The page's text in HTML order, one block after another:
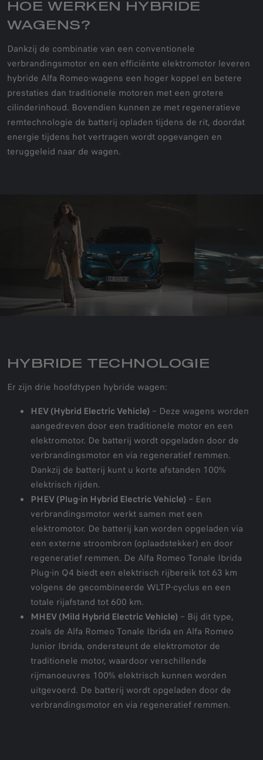
HOE WERKEN HYBRIDE
WAGENS?
Dankzij de combinatie van een conventionele
verbrandingsmotor en een efficiënte elektromotor leveren
hybride Alfa Romeo-wagens een hoger koppel en betere
prestaties dan traditionele motoren met een grotere
cilinderinhoud. Bovendien kunnen ze met regeneratieve
remtechnologie de batterij opladen tijdens de rit, doordat
energie tijdens het vertragen wordt opgevangen en
teruggeleid naar de wagen.
HYBRIDE TECHNOLOGIE
Er zijn drie hoofdtypen hybride wagen:
HEV (Hybrid Electric Vehicle) – Deze wagens worden
aangedreven door een traditionele motor en een
elektromotor. De batterij wordt opgeladen door de
verbrandingsmotor en via regeneratief remmen.
Dankzij de batterij kunt u korte afstanden 100%
elektrisch rijden.
PHEV (Plug-in Hybrid Electric Vehicle) – Een
verbrandingsmotor werkt samen met een
elektromotor. De batterij kan worden opgeladen via
een externe stroombron (oplaadstekker) en door
regeneratief remmen. De Alfa Romeo Tonale Ibrida
Plug-in Q4 biedt een elektrisch rijbereik tot 63 km
volgens de gecombineerde WLTP-cyclus en een
totale rijafstand tot 600 km.
MHEV (Mild Hybrid Electric Vehicle) – Bij dit type,
zoals de Alfa Romeo Tonale Ibrida en Alfa Romeo
Junior Ibrida, ondersteunt de elektromotor de
traditionele motor, waardoor verschillende
rijmanoeuvres 100% elektrisch kunnen worden
uitgevoerd. De batterij wordt opgeladen door de
verbrandingsmotor en via regeneratief remmen.